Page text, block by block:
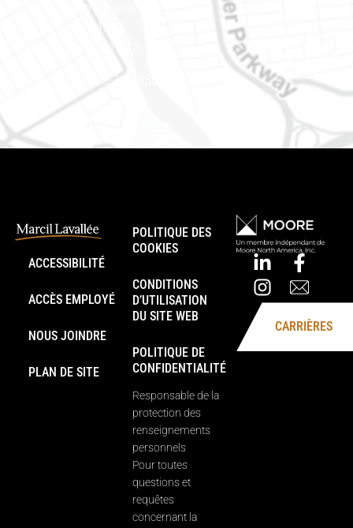
888, rue Notre-Dame
Case postale 101
Embrun (Ontario) K0A 1W1
Téléphone : 613-745-8387
ACCESSIBILITÉ
ACCÈS EMPLOYÉ
NOUS JOINDRE
PLAN DE SITE
POLITIQUE DES
COOKIES
CONDITIONS
D’UTILISATION
DU SITE WEB
POLITIQUE DE
CONFIDENTIALITÉ
Responsable de la
protection des
renseignements
personnels
Pour toutes
questions et
requêtes
concernant la
CARRIÈRES